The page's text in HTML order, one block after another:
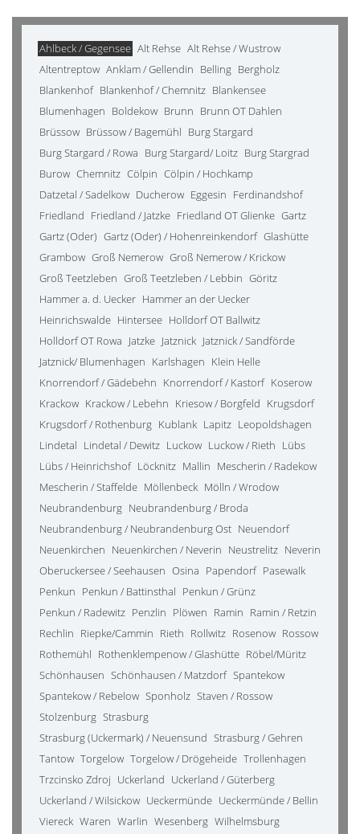
Ahlbeck / Gegensee Alt Rehse Alt Rehse / Wustrow
Altentreptow Anklam / Gellendin Belling Bergholz
Blankenhof Blankenhof / Chemnitz Blankensee
Blumenhagen Boldekow Brunn Brunn OT Dahlen
Brüssow Brüssow / Bagemühl Burg Stargard
Burg Stargard / Rowa Burg Stargard/ Loitz Burg Stargrad
Burow Chemnitz Cölpin Cölpin / Hochkamp
Datzetal / Sadelkow Ducherow Eggesin Ferdinandshof
Friedland Friedland / Jatzke Friedland OT Glienke Gartz
Gartz (Oder) Gartz (Oder) / Hohenreinkendorf Glashütte
Grambow Groß Nemerow Groß Nemerow / Krickow
Groß Teetzleben Groß Teetzleben / Lebbin Göritz
Hammer a. d. Uecker Hammer an der Uecker
Heinrichswalde Hintersee Holldorf OT Ballwitz
Holldorf OT Rowa Jatzke Jatznick Jatznick / Sandförde
Jatznick/ Blumenhagen Karlshagen Klein Helle
Knorrendorf / Gädebehn Knorrendorf / Kastorf Koserow
Krackow Krackow / Lebehn Kriesow / Borgfeld Krugsdorf
Krugsdorf / Rothenburg Kublank Lapitz Leopoldshagen
Lindetal Lindetal / Dewitz Luckow Luckow / Rieth Lübs
Lübs / Heinrichshof Löcknitz Mallin Mescherin / Radekow
Mescherin / Staffelde Möllenbeck Mölln / Wrodow
Neubrandenburg Neubrandenburg / Broda
Neubrandenburg / Neubrandenburg Ost Neuendorf
Neuenkirchen Neuenkirchen / Neverin Neustrelitz Neverin
Oberuckersee / Seehausen Osina Papendorf Pasewalk
Penkun Penkun / Battinsthal Penkun / Grünz
Penkun / Radewitz Penzlin Plöwen Ramin Ramin / Retzin
Rechlin Riepke/Cammin Rieth Rollwitz Rosenow Rossow
Rothemühl Rothenklempenow / Glashütte Röbel/Müritz
Schönhausen Schönhausen / Matzdorf Spantekow
Spantekow / Rebelow Sponholz Staven / Rossow
Stolzenburg Strasburg
Strasburg (Uckermark) / Neuensund Strasburg / Gehren
Tantow Torgelow Torgelow / Drögeheide Trollenhagen
Trzcinsko Zdroj Uckerland Uckerland / Güterberg
Uckerland / Wilsickow Ueckermünde Ueckermünde / Bellin
Viereck Waren Warlin Wesenberg Wilhelmsburg